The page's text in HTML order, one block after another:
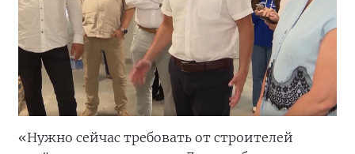
«Нужно сейчас требовать от строителей